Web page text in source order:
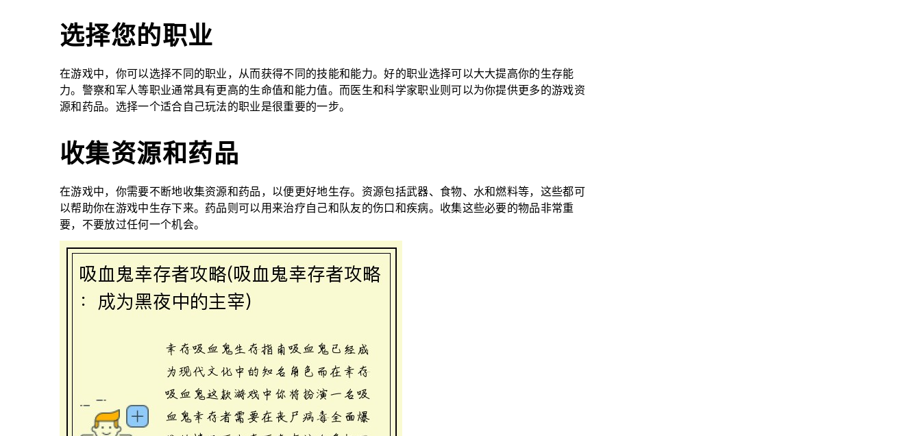
选择您的职业
在游戏中，你可以选择不同的职业，从而获得不同的技能和能力。好的职业选择可以大大提高你的生存能
力。警察和军人等职业通常具有更高的生命值和能力值。而医生和科学家职业则可以为你提供更多的游戏资
源和药品。选择一个适合自己玩法的职业是很重要的一步。
收集资源和药品
在游戏中，你需要不断地收集资源和药品，以便更好地生存。资源包括武器、食物、水和燃料等，这些都可
以帮助你在游戏中生存下来。药品则可以用来治疗自己和队友的伤口和疾病。收集这些必要的物品非常重
要，不要放过任何一个机会。